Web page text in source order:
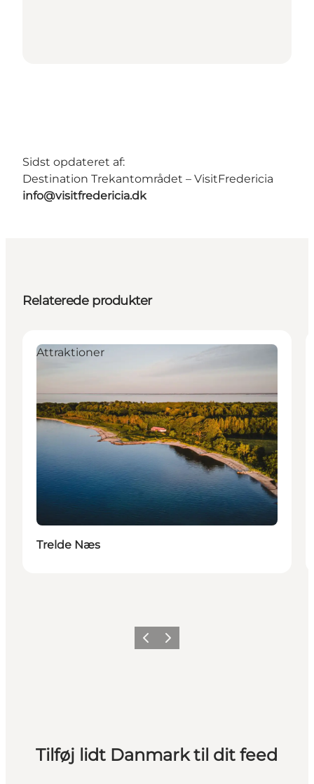
Sidst opdateret af:
Destination Trekantområdet – VisitFredericia
info@visitfredericia.dk
Relaterede produkter
Attraktioner
Trelde Næs
ForrigeNæste
Tilføj lidt Danmark til dit feed